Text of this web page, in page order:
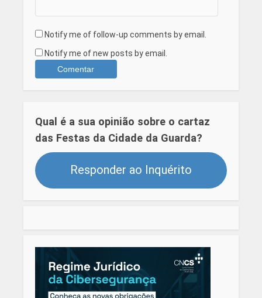
Notify me of follow-up comments by email.
Notify me of new posts by email.
Qual é a sua opinião sobre o cartaz
das Festas da Cidade da Guarda?
Responder ao Inquérito